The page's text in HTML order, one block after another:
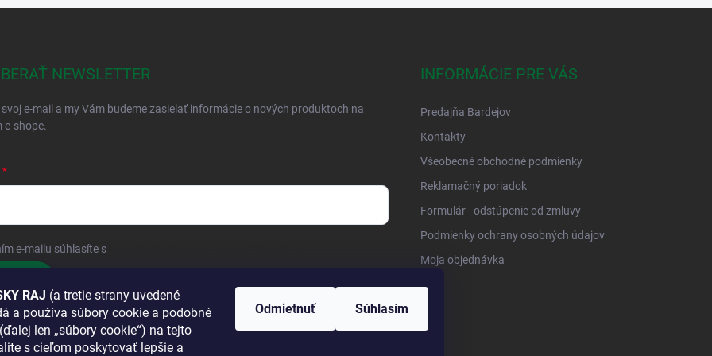
RAJ (a tretie strany uvedené
a používa súbory cookie a podobné
len „súbory cookie“) na tejto
s cieľom poskytovať lepšie a
Odmietnuť Súhlasím
NEWSLETTER
e-mail a my Vám budeme zasielať informácie o nových produktoch na
e-shope.
e-mailu súhlasíte s
INFORMÁCIE PRE VÁS
Predajňa Bardejov
Kontakty
Všeobecné obchodné podmienky
Reklamačný poriadok
Formulár - odstúpenie od zmluvy
Podmienky ochrany osobných údajov
Moja objednávka
SA K NÁM